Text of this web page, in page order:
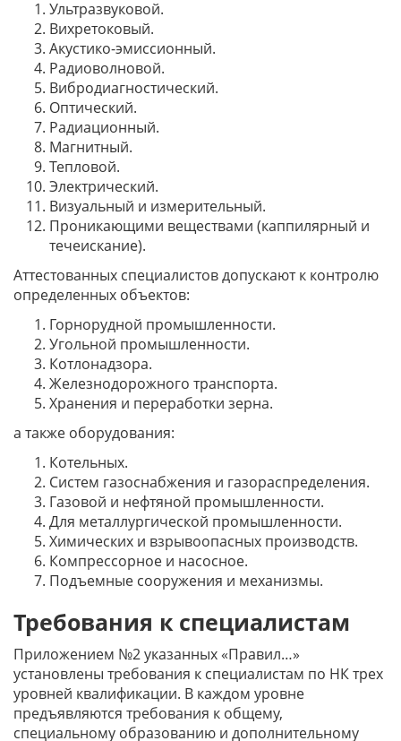
Ультразвуковой.
Вихретоковый.
Акустико-эмиссионный.
Радиоволновой.
Вибродиагностический.
Оптический.
Радиационный.
Магнитный.
Тепловой.
Электрический.
Визуальный и измерительный.
Проникающими веществами (каппилярный и
течеискание).
Аттестованных специалистов допускают к контролю
определенных объектов:
Горнорудной промышленности.
Угольной промышленности.
Котлонадзора.
Железнодорожного транспорта.
Хранения и переработки зерна.
а также оборудования:
Котельных.
Систем газоснабжения и газораспределения.
Газовой и нефтяной промышленности.
Для металлургической промышленности.
Химических и взрывоопасных производств.
Компрессорное и насосное.
Подъемные сооружения и механизмы.
Требования к специалистам
Приложением №2 указанных «Правил…»
установлены требования к специалистам по НК трех
уровней квалификации. В каждом уровне
предъявляются требования к общему,
специальному образованию и дополнительному